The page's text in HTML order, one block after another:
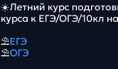
☀️Летний курс
курса к ЕГЭ/ОГЭ/10кл
⛱ЕГЭ
⛱ОГЭ